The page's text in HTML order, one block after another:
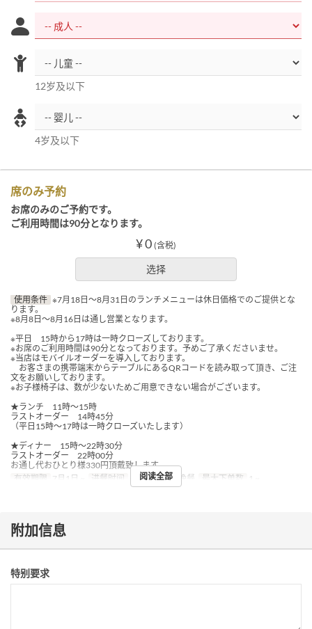
12岁及以下
4岁及以下
席のみ予約
お席のみのご予約です。
ご利用時間は90分となります。
¥ 0 (含税)
选择
使用条件 ※7月18日～8月31日のランチメニューは休日価格でのご提供とな
ります。
※8月8日～8月16日は通し営業となります。
※平日 15時から17時は一時クローズしております。
※お席のご利用時間は90分となっております。予めご了承くださいませ。
※当店はモバイルオーダーを導入しております。
お客さまの携帯端末からテーブルにあるQRコードを読み取って頂き、ご注
文をお願いしております。
※お子様椅子は、数が少ないためご用意できない場合がございます。
★ランチ 11時～15時
ラストオーダー 14時45分
（平日15時～17時は一時クローズいたします）
★ディナー 15時～22時30分
ラストオーダー 22時00分
お通し代おひとり様330円頂戴致します。
有效期限 7月1日 ~ 进餐时间 午餐, 下午茶, 晚餐 最大下单数 1 ~
阅读全部
附加信息
特别要求